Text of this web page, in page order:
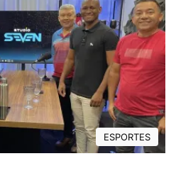
ESPORTES